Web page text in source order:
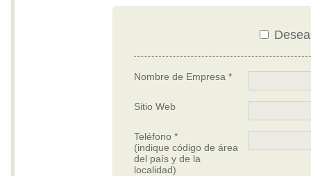
Nombre de Empresa *
Sitio Web
Teléfono *
(indique código de área
del país y de la
localidad)